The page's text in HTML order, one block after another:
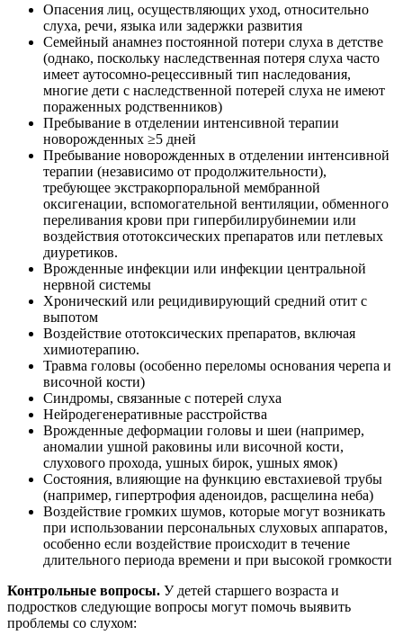
Опасения лиц, осуществляющих уход, относительно
слуха, речи, языка или задержки развития
Семейный анамнез постоянной потери слуха в детстве
(однако, поскольку наследственная потеря слуха часто
имеет аутосомно-рецессивный тип наследования,
многие дети с наследственной потерей слуха не имеют
пораженных родственников)
Пребывание в отделении интенсивной терапии
новорожденных ≥5 дней
Пребывание новорожденных в отделении интенсивной
терапии (независимо от продолжительности),
требующее экстракорпоральной мембранной
оксигенации, вспомогательной вентиляции, обменного
переливания крови при гипербилирубинемии или
воздействия ототоксических препаратов или петлевых
диуретиков.
Врожденные инфекции или инфекции центральной
нервной системы
Хронический или рецидивирующий средний отит с
выпотом
Воздействие ототоксических препаратов, включая
химиотерапию.
Травма головы (особенно переломы основания черепа и
височной кости)
Синдромы, связанные с потерей слуха
Нейродегенеративные расстройства
Врожденные деформации головы и шеи (например,
аномалии ушной раковины или височной кости,
слухового прохода, ушных бирок, ушных ямок)
Состояния, влияющие на функцию евстахиевой трубы
(например, гипертрофия аденоидов, расщелина неба)
Воздействие громких шумов, которые могут возникать
при использовании персональных слуховых аппаратов,
особенно если воздействие происходит в течение
длительного периода времени и при высокой громкости
Контрольные вопросы. У детей старшего возраста и
подростков следующие вопросы могут помочь выявить
проблемы со слухом: